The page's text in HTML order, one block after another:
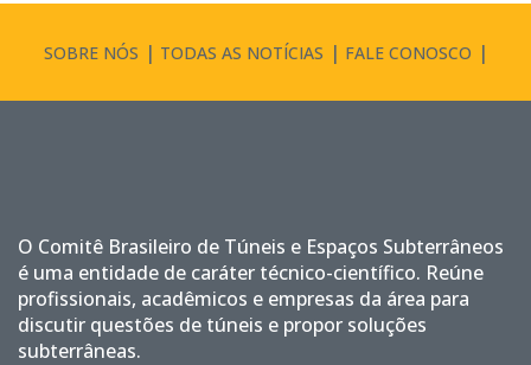
SOBRE NÓS TODAS AS NOTÍCIAS FALE CONOSCO
O Comitê Brasileiro de Túneis e Espaços Subterrâneos
é uma entidade de caráter técnico-científico. Reúne
profissionais, acadêmicos e empresas da área para
discutir questões de túneis e propor soluções
subterrâneas.